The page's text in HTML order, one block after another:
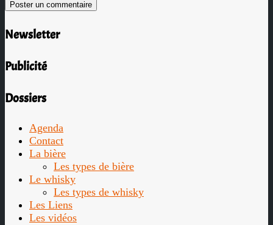
Newsletter
Publicité
Dossiers
Agenda
Contact
La bière
Les types de bière
Le whisky
Les types de whisky
Les Liens
Les vidéos